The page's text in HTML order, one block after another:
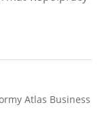
Atlas Business